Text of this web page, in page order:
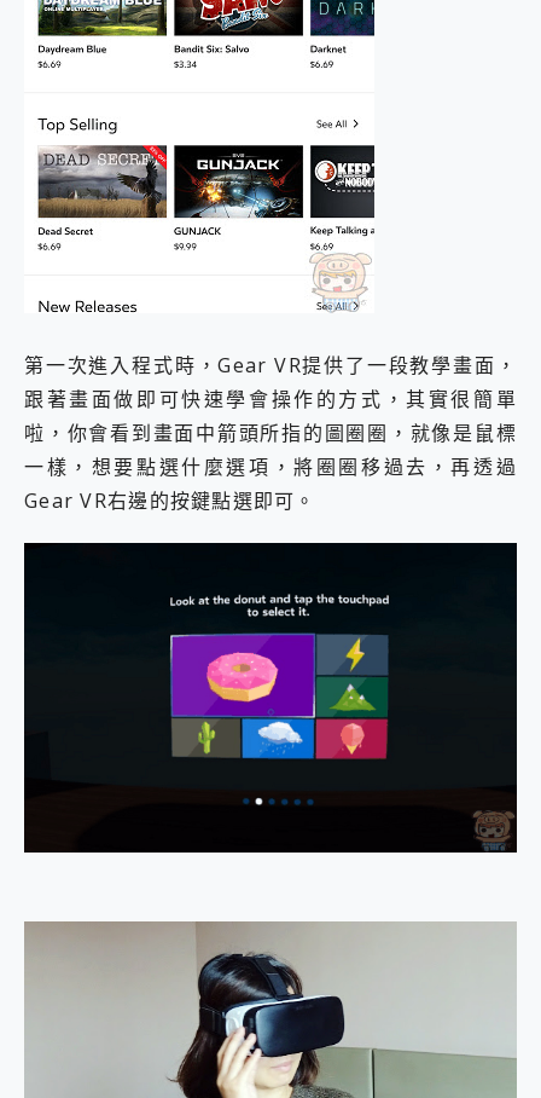
第一次進入程式時，Gear VR提供了一段教學畫面，
跟著畫面做即可快速學會操作的方式，其實很簡單
啦，你會看到畫面中箭頭所指的圖圈圈，就像是鼠標
一樣，想要點選什麼選項，將圈圈移過去，再透過
Gear VR右邊的按鍵點選即可。